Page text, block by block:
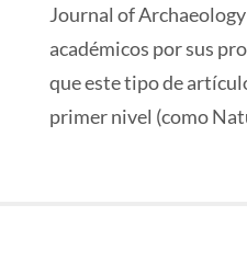
Journal of
académicos por sus
que este tipo de
primer nivel (como